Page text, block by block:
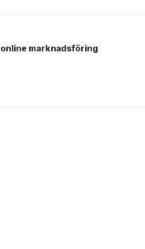
online marknadsföring